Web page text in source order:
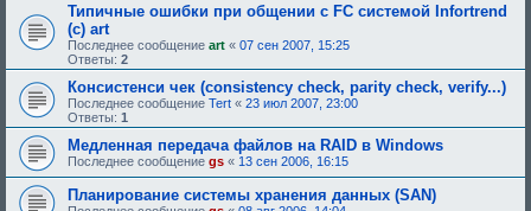
Типичные ошибки при общении с FC системой Infortrend
(c) art
Последнее сообщение art « 07 сен 2007, 15:25
Ответы: 2
Консистенси чек (consistency check, parity check, verify...)
Последнее сообщение Tert « 23 июл 2007, 23:00
Ответы: 1
Медленная передача файлов на RAID в Windows
Последнее сообщение gs « 13 сен 2006, 16:15
Планирование системы хранения данных (SAN)